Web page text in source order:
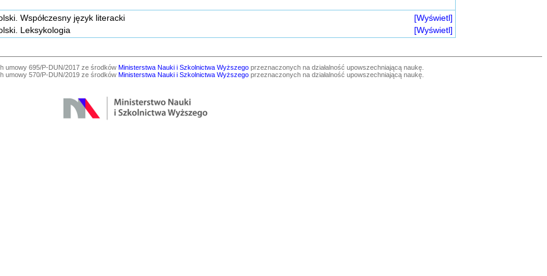
Współczesny język literacki
[Wyświetl]
Leksykologia
[Wyświetl]
umowy 695/P-DUN/2017 ze środków Ministerstwa Nauki i Szkolnictwa Wyższegoprzeznaczonych na działalność upowszechniającą naukę.
umowy 570/P-DUN/2019 ze środków Ministerstwa Nauki i Szkolnictwa Wyższegoprzeznaczonych na działalność upowszechniającą naukę.